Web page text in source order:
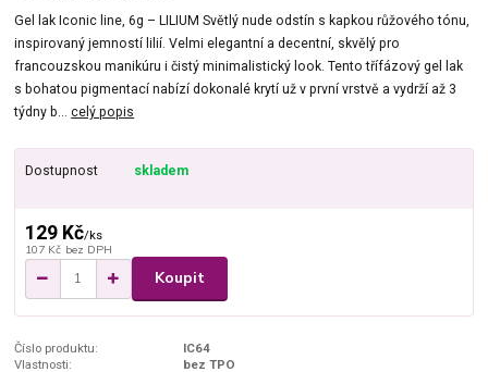
Gel lak Iconic line, 6g – LILIUM Světlý nude odstín s kapkou růžového tónu,
inspirovaný jemností lilií. Velmi elegantní a decentní, skvělý pro
francouzskou manikúru i čistý minimalistický look. Tento třífázový gel lak
s bohatou pigmentací nabízí dokonalé krytí už v první vrstvě a vydrží až 3
týdny b...celý popis
Dostupnost skladem
129 Kč/ks
107 Kč bez DPH
Koupit
Číslo produktu:
IC64
Vlastnosti:
bez TPO